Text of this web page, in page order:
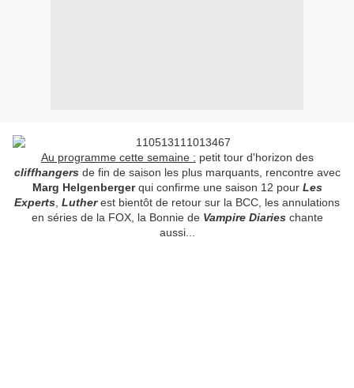
Au programme cette semaine : petit tour d'horizon des
cliffhangersde fin de saison les plus marquants, rencontre avec
Marg Helgenbergerqui confirme une saison 12 pour Les
Experts Lutherest bientôt de retour sur la BCC, les annulations
en séries de la FOX, la Bonnie de Vampire Diarieschante
aussi...